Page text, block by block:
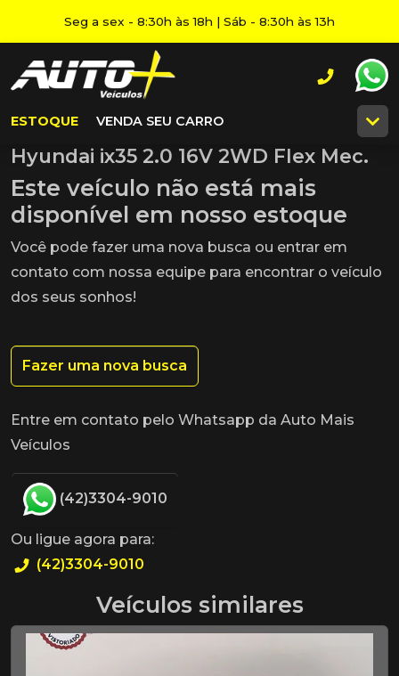
Seg a sex - 8:30h às 18h | Sáb - 8:30h às 13h
ESTOQUE VENDA SEU CARRO
Hyundai ix35 2.0 16V 2WD Flex Mec.
Este veículo não está mais
disponível em nosso estoque
Você pode fazer uma nova busca ou entrar em
contato com nossa equipe para encontrar o veículo
dos seus sonhos!
Fazer uma nova busca
Entre em contato pelo Whatsapp da Auto Mais
Veículos
(42)3304-9010
Ou ligue agora para:
(42)3304-9010
Veículos similares